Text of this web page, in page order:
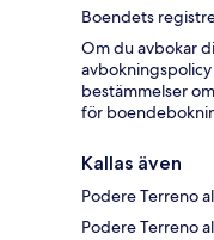
Boendets
Om du avbokar
bestämmelser
för
Kallas även
Podere Terreno
Podere Terreno